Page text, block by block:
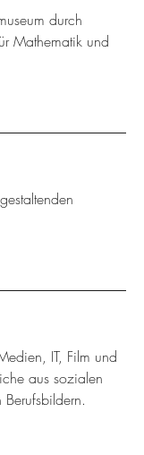
durch
Mathematik und
IT, Film und
aus sozialen